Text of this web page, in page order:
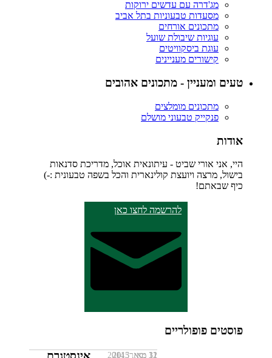
מג'דרה עם עדשים ירוקות
מסעדות טבעוניות בתל אביב
מתכונים אורחים
עוגיות שיבולת שועל
עוגת ביסקוויטים
קישורים מעניינים
טעים ומעניין - מתכונים אהובים
מתכונים מומלצים
פנקייק טבעוני מושלם
אודות
היי, אני אורי שביט - עיתונאית אוכל, מדריכת סדנאות
בישול, מרצה ויועצת קולינארית והכל בשפה טבעונית :-)
כיף שבאתם!
להרשמה לחצו כאן
פוסטים פופולריים
11 מאי, 2013
12 ינואר, 2014
31 מאי, 2015